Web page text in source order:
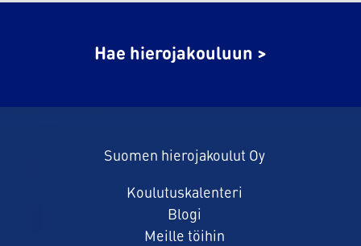
Hae hierojakouluun >
Suomen hierojakoulut Oy
Koulutuskalenteri
Blogi
Meille töihin